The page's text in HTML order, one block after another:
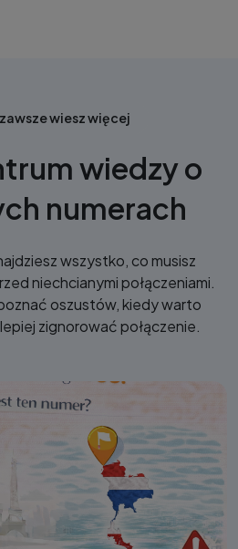
wiesz więcej
wiedzy o
numerach
wszystko, co musisz
niechcianymi połączeniami.
oszustów, kiedy warto
zignorować połączenie.